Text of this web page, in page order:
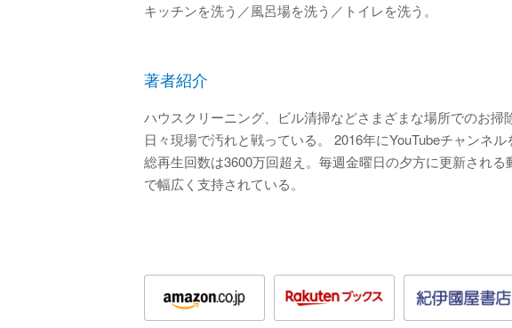
キッチンを洗う／風呂場を洗う／トイレを洗う。
著者紹介
ハウスクリーニング、ビル清掃などさまざまな場所でのお掃
日々現場で汚れと戦っている。 2016年にYouTubeチャンネ
総再生回数は3600万回超え。毎週金曜日の夕方に更新され
で幅広く支持されている。